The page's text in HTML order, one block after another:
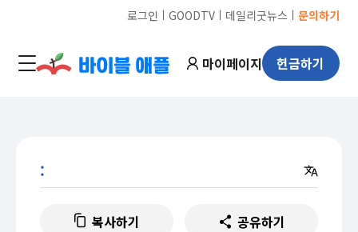
로그인 ㅣ GOODTVㅣ 데일리굿뉴스 ㅣ 문의하기
마이페이지 헌금하기
:
복사하기 공유하기